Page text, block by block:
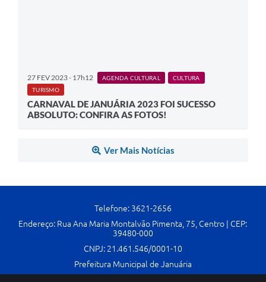
27 FEV 2023 - 17h12 AGENDA CULTURAL
CULTURA
TURISMO
CARNAVAL DE JANUÁRIA 2023 FOI SUCESSO
ABSOLUTO: CONFIRA AS FOTOS!
Ver Mais Notícias
Telefone: 3621-2656
Endereço: Rua Ana Maria Montalvão Pimenta, 75, Centro | CEP:
39480-000
CNPJ: 21.461.546/0001-10
Prefeitura Municipal de Januária